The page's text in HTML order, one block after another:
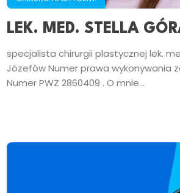
LEK. MED. STELLA
specjalista chirurgii plastycznej lek.
Józefów Numer prawa wykonywania
Numer PWZ 2860409 . O mnie...